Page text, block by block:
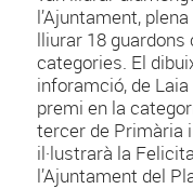
l’Ajuntament,
lliurar 18
categories. El
inforamció, de
premi en la
tercer de Primària
il·lustrarà la
l’Ajuntament del